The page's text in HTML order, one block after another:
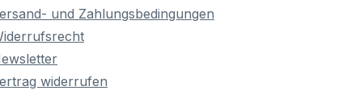
und Zahlungsbedingungen
widerrufen